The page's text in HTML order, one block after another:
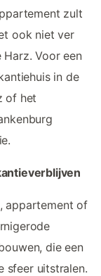
zult
ook niet ver
Voor een
in de
of het
appartement of
die een
sfeer uitstralen.